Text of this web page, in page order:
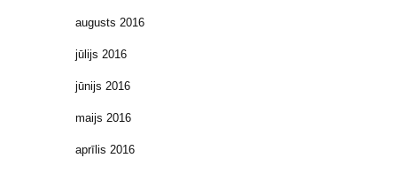
augusts 2016
jūlijs 2016
jūnijs 2016
maijs 2016
aprīlis 2016